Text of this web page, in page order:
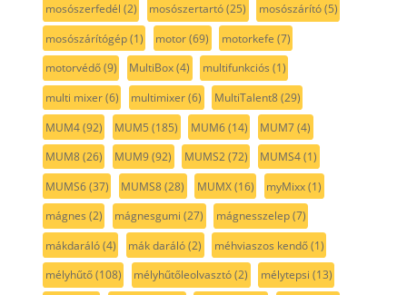
mosószerfedél (2) mosószertartó(25) mosószárító(5)
mosószárítógép(1) motor(69) motorkefe (7)
motorvédő(9) MultiBox(4) multifunkciós (1)
multi mixer(6) multimixer(6) MultiTalent8(29)
MUM4(92) MUM5 (185) MUM6(14) MUM7(4)
MUM8(26) MUM9(92) MUMS2(72) MUMS4(1)
MUMS6(37) MUMS8(28) MUMX(16) myMixx(1)
mágnes (2) mágnesgumi (27) mágnesszelep(7)
mákdaráló(4) mák daráló(2) méhviaszos kendő(1)
mélyhűtő(108) mélyhűtőleolvasztó(2) mélytepsi (13)